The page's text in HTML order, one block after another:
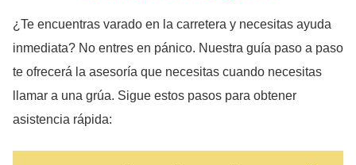
¿Te encuentras varado en la carretera y necesitas ayuda
inmediata? No entres en pánico. Nuestra guía paso a paso
te ofrecerá la asesoría que necesitas cuando necesitas
llamar a una grúa. Sigue estos pasos para obtener
asistencia rápida: